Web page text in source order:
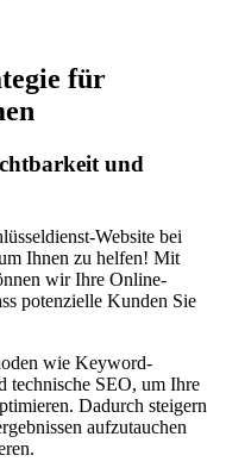
für
und
Website bei
Ihnen zu helfen! Mit
wir Ihre Online-
potenzielle Kunden Sie
wie Keyword-
technische SEO, um Ihre
Dadurch steigern
aufzutauchen